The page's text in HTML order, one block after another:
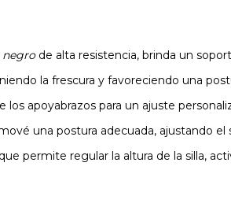
negrode alta resistencia, brinda un
la frescura y favoreciendo una
los apoyabrazos para un ajuste
una postura adecuada, ajustando
permite regular la altura de la silla,